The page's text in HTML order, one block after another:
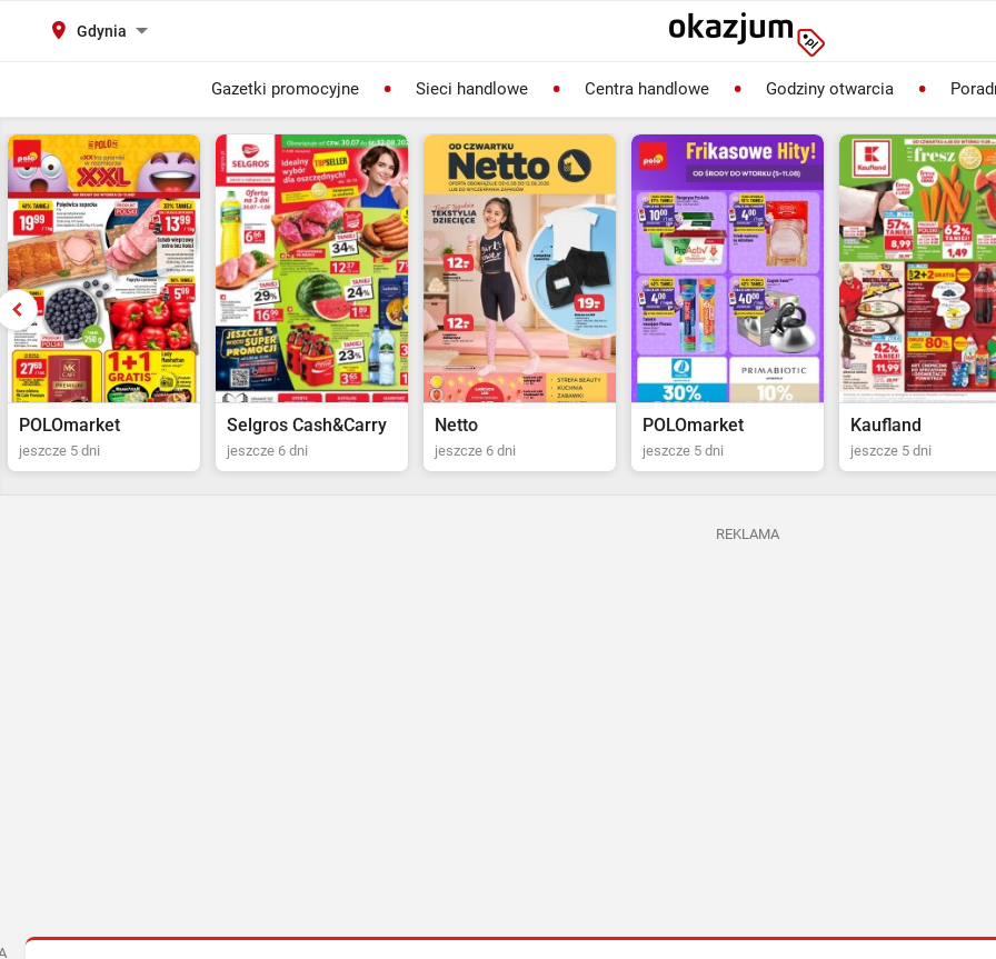
Gdynia
Gazetki promocyjne Sieci handlowe Centra handlowe Godziny otwarcia
Selgros Cash&Carry
jeszcze 6 dni
Netto
jeszcze 6 dni
POLOmarket
jeszcze 5 dni
Kaufland
jeszcze 5 dni
Biedronka
jeszcze 2 dni
REKLAMA